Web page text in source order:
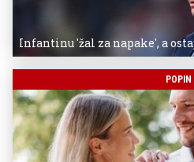
Infantinu 'žal za napake', a
POPIN